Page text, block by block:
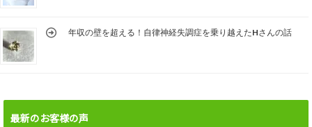
年収の壁を超える！自律神経失調症を乗り越えたHさんの話
最新のお客様の声